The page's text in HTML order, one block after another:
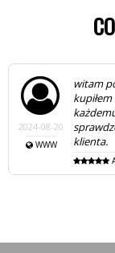
2024-08-20
WWW
witam
klienta.